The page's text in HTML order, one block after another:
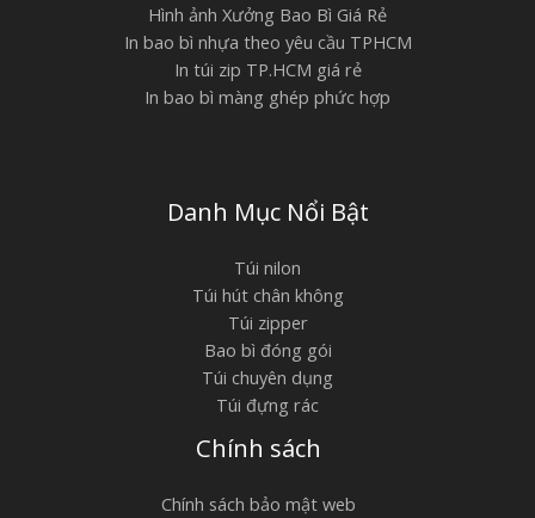
Hình ảnh Xưởng Bao Bì Giá Rẻ
In bao bì nhựa theo yêu cầu TPHCM
In túi zip TP.HCM giá rẻ
In bao bì màng ghép phức hợp
Danh Mục Nổi Bật
Túi nilon
Túi hút chân không
Túi zipper
Bao bì đóng gói
Túi chuyên dụng
Túi đựng rác
Chính sách
Chính sách bảo mật web